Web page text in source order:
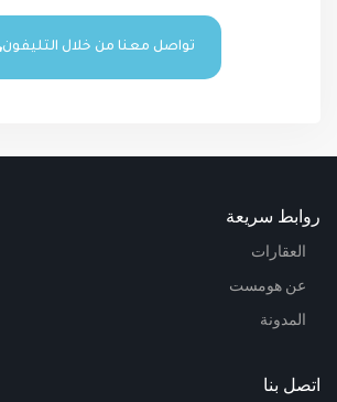
تواصل معنا من خلال التليفون
روابط سريعة
العقارات
عن هومست
المدونة
اتصل بنا